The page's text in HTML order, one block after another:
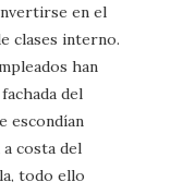
en el
clases interno.
han
del
escondían
costa del
todo ello